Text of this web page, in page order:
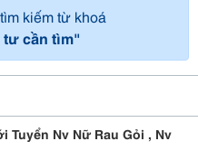
kiếm từ khoá
cần tìm"
Tuyển Nv Nữ Rau Gỏi , Nv